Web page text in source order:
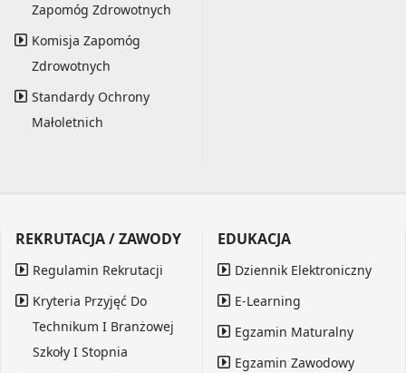
Zapomóg Zdrowotnych
Komisja Zapomóg
Zdrowotnych
Standardy Ochrony
Małoletnich
REKRUTACJA / ZAWODY
Regulamin Rekrutacji
Kryteria Przyjęć Do
Technikum I Branżowej
Szkoły I Stopnia
EDUKACJA
Dziennik Elektroniczny
E-Learning
Egzamin Maturalny
Egzamin Zawodowy